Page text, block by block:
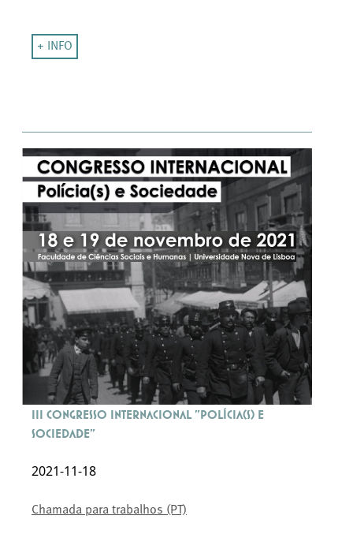
+ INFO
III Congresso Internacional "Polícia(s) e
Sociedade"
2021-11-18
Chamada para trabalhos (PT)